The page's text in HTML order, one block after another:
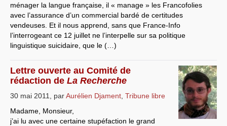
ménager la langue française, il « manage » les Francofolies
avec l’assurance d’un commercial bardé de certitudes
vendeuses. Et il nous apprend, sans que France-Info
l’interrogeant ce 12 juillet ne l’interpelle sur sa politique
linguistique suicidaire, que le (…)
Lettre ouverte au Comité de
rédaction de La Recherche
30 mai 2011 parAurélien Djament Tribune libre
Madame, Monsieur,
j’ai lu avec une certaine stupéfaction le grand